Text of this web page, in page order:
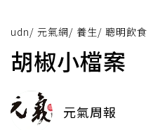
udn/ 元氣網/ 養生/ 聰明飲食
胡椒小檔案
元氣周報